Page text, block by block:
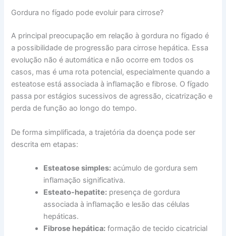
Gordura no fígado pode evoluir para cirrose?
A principal preocupação em relação à gordura no fígado é
a possibilidade de progressão para cirrose hepática. Essa
evolução não é automática e não ocorre em todos os
casos, mas é uma rota potencial, especialmente quando a
esteatose está associada à inflamação e fibrose. O fígado
passa por estágios sucessivos de agressão, cicatrização e
perda de função ao longo do tempo.
De forma simplificada, a trajetória da doença pode ser
descrita em etapas:
Esteatose simples: acúmulo de gordura sem
inflamação significativa.
Esteato-hepatite: presença de gordura
associada à inflamação e lesão das células
hepáticas.
Fibrose hepática: formação de tecido cicatricial